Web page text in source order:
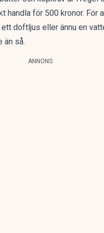
handla för 500 kronor.
doftljus eller ännu en
än så.
ANNONS